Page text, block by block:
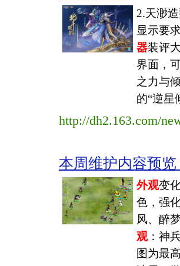
2.天渺
显示要
器装评
界面，
之力与
的“逆星
http://dh2.163.com/
本周维护内容预览
外观变
色，强
风、醉
观：神
图为最